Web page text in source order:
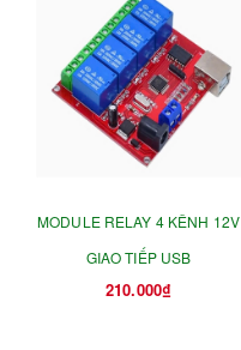
MODULE RELAY 4 KÊNH 12V
GIAO TIẾP USB
210.000₫